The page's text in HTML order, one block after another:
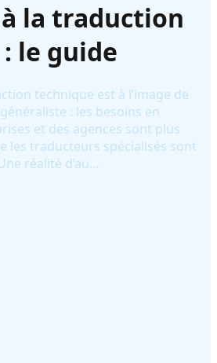
la traduction
le guide
technique est à l’image de
: les besoins en
et des agences sont plus
les traducteurs spécialisés sont
réalité d’au…